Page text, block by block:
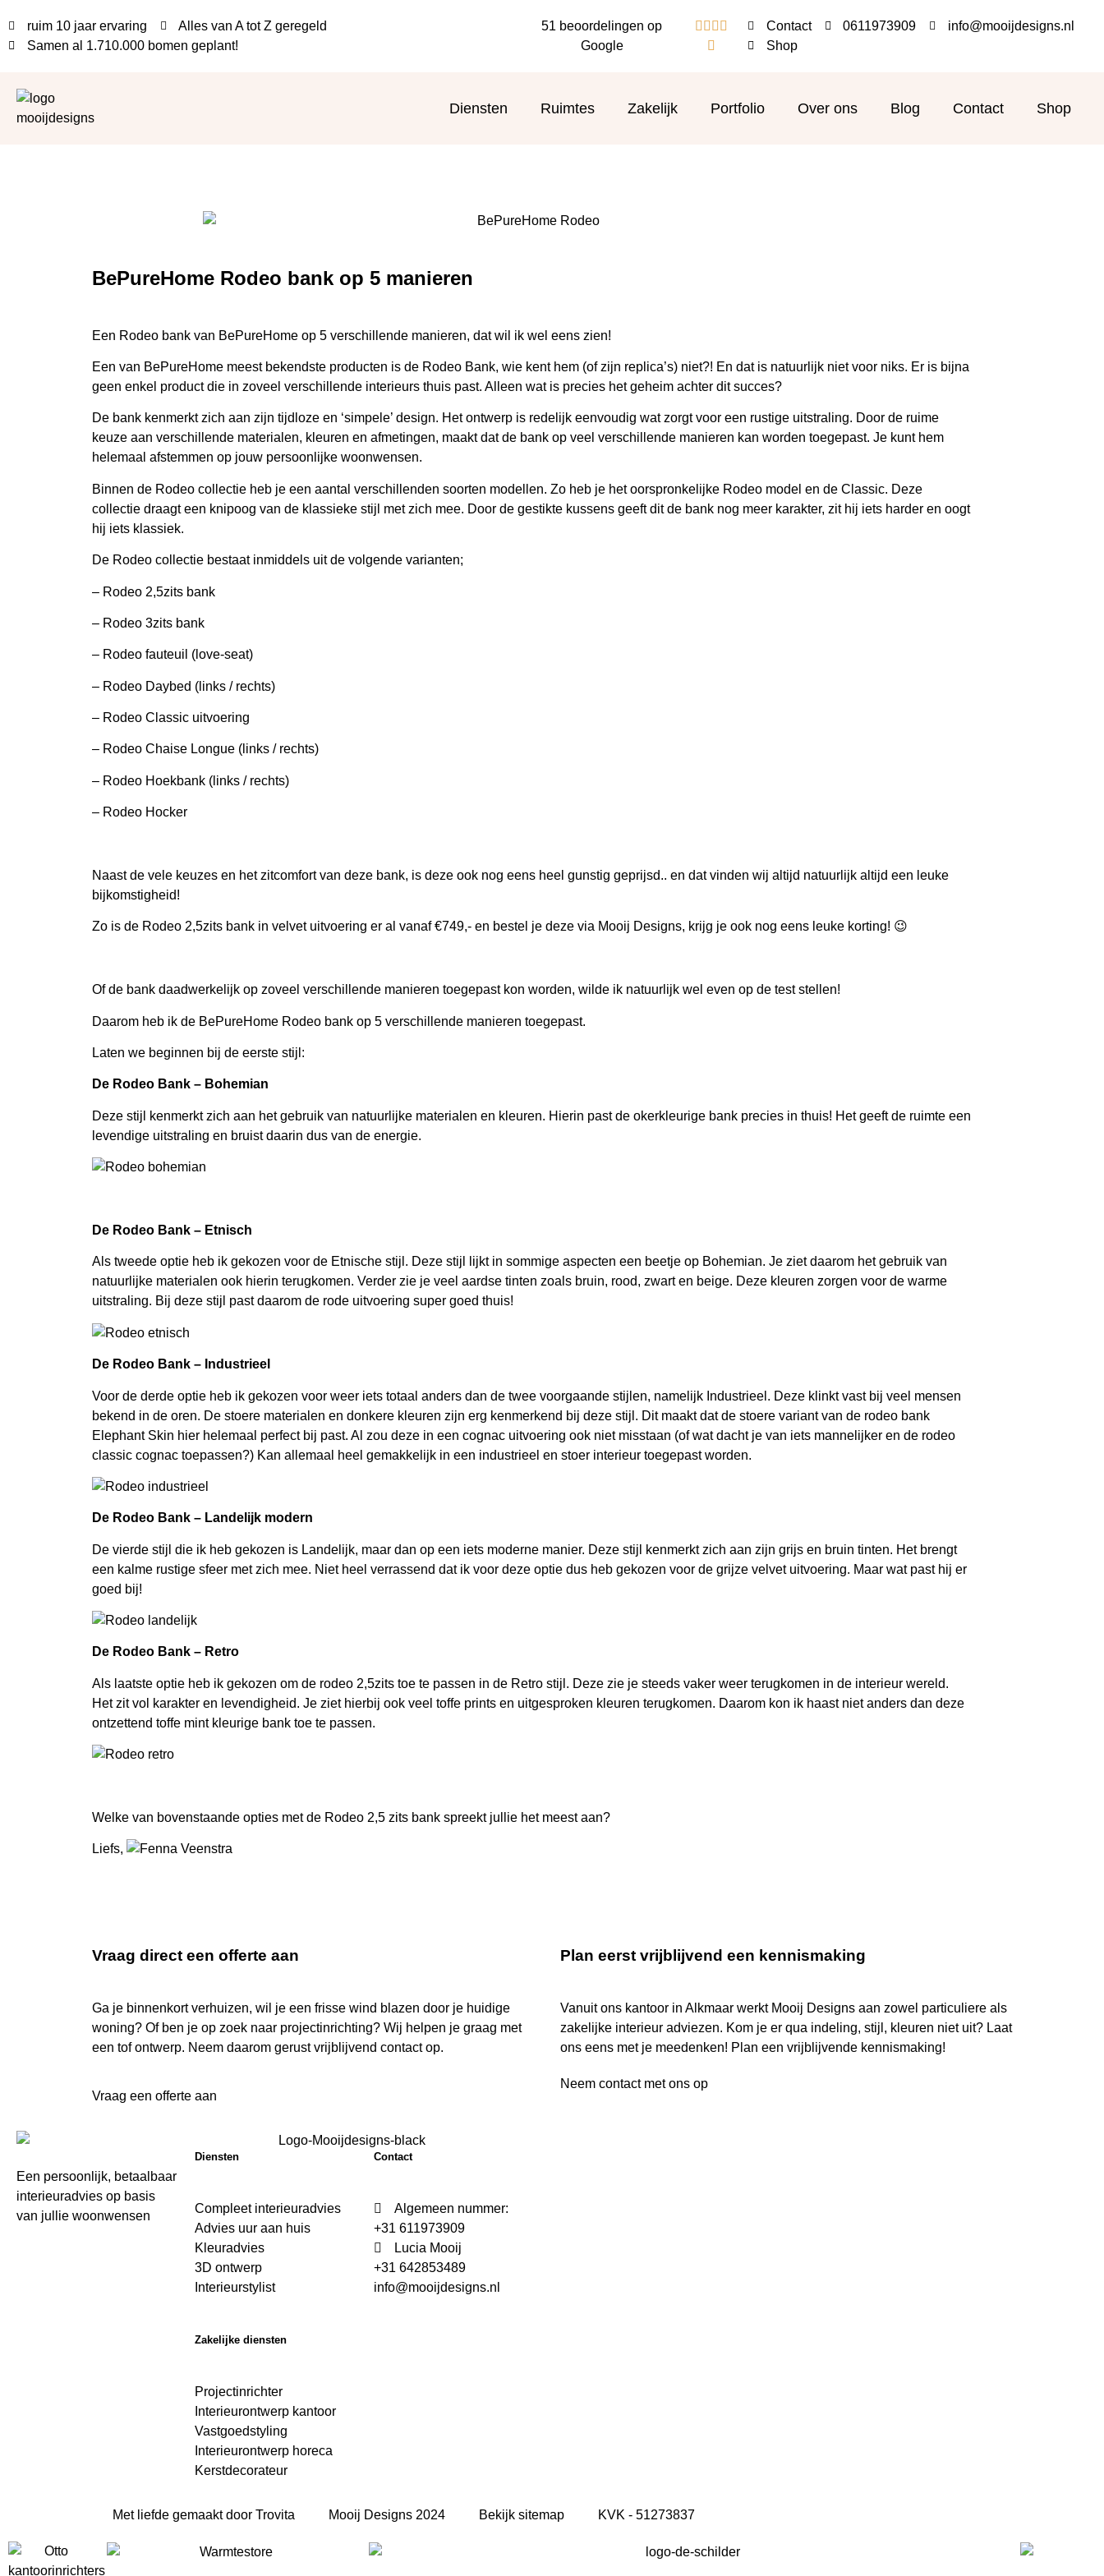
ruim 10 jaar ervaring
Alles van A tot Z geregeld
Samen al 1.710.000 bomen geplant!
51 beoordelingen op
Google
   

Contact 0611973909
info@mooijdesigns.nl
Shop
Diensten Ruimtes Zakelijk Portfolio Over ons Blog Contact Shop
BePureHome Rodeo bank op 5 manieren
Een Rodeo bank van BePureHome op 5 verschillende manieren, dat wil ik wel eens zien!
Een van BePureHome meest bekendste producten is de Rodeo Bank, wie kent hem (of zijn replica’s) niet?! En dat is natuurlijk niet voor niks. Er is bijna
geen enkel product die in zoveel verschillende interieurs thuis past. Alleen wat is precies het geheim achter dit succes?
De bank kenmerkt zich aan zijn tijdloze en ‘simpele’ design. Het ontwerp is redelijk eenvoudig wat zorgt voor een rustige uitstraling. Door de ruime
keuze aan verschillende materialen, kleuren en afmetingen, maakt dat de bank op veel verschillende manieren kan worden toegepast. Je kunt hem
helemaal afstemmen op jouw persoonlijke woonwensen.
Binnen de Rodeo collectie heb je een aantal verschillenden soorten modellen. Zo heb je het oorspronkelijke Rodeo model en de Classic. Deze
collectie draagt een knipoog van de klassieke stijl met zich mee. Door de gestikte kussens geeft dit de bank nog meer karakter, zit hij iets harder en oogt
hij iets klassiek.
De Rodeo collectie bestaat inmiddels uit de volgende varianten;
– Rodeo 2,5zits bank
– Rodeo 3zits bank
– Rodeo fauteuil (love-seat)
– Rodeo Daybed (links / rechts)
– Rodeo Classic uitvoering
– Rodeo Chaise Longue (links / rechts)
– Rodeo Hoekbank (links / rechts)
– Rodeo Hocker
Naast de vele keuzes en het zitcomfort van deze bank, is deze ook nog eens heel gunstig geprijsd.. en dat vinden wij altijd natuurlijk altijd een leuke
bijkomstigheid!
Zo is de Rodeo 2,5zits bank in velvet uitvoering er al vanaf €749,- en bestel je deze via Mooij Designs, krijg je ook nog eens leuke korting! 😉
Of de bank daadwerkelijk op zoveel verschillende manieren toegepast kon worden, wilde ik natuurlijk wel even op de test stellen!
Daarom heb ik de BePureHome Rodeo bank op 5 verschillende manieren toegepast.
Laten we beginnen bij de eerste stijl:
De Rodeo Bank – Bohemian
Deze stijl kenmerkt zich aan het gebruik van natuurlijke materialen en kleuren. Hierin past de okerkleurige bank precies in thuis! Het geeft de ruimte een
levendige uitstraling en bruist daarin dus van de energie.
De Rodeo Bank – Etnisch
Als tweede optie heb ik gekozen voor de Etnische stijl. Deze stijl lijkt in sommige aspecten een beetje op Bohemian. Je ziet daarom het gebruik van
natuurlijke materialen ook hierin terugkomen. Verder zie je veel aardse tinten zoals bruin, rood, zwart en beige. Deze kleuren zorgen voor de warme
uitstraling. Bij deze stijl past daarom de rode uitvoering super goed thuis!
De Rodeo Bank – Industrieel
Voor de derde optie heb ik gekozen voor weer iets totaal anders dan de twee voorgaande stijlen, namelijk Industrieel. Deze klinkt vast bij veel mensen
bekend in de oren. De stoere materialen en donkere kleuren zijn erg kenmerkend bij deze stijl. Dit maakt dat de stoere variant van de rodeo bank
Elephant Skin hier helemaal perfect bij past. Al zou deze in een cognac uitvoering ook niet misstaan (of wat dacht je van iets mannelijker en de rodeo
classic cognac toepassen?) Kan allemaal heel gemakkelijk in een industrieel en stoer interieur toegepast worden.
De Rodeo Bank – Landelijk modern
De vierde stijl die ik heb gekozen is Landelijk, maar dan op een iets moderne manier. Deze stijl kenmerkt zich aan zijn grijs en bruin tinten. Het brengt
een kalme rustige sfeer met zich mee. Niet heel verrassend dat ik voor deze optie dus heb gekozen voor de grijze velvet uitvoering. Maar wat past hij er
goed bij!
De Rodeo Bank – Retro
Als laatste optie heb ik gekozen om de rodeo 2,5zits toe te passen in de Retro stijl. Deze zie je steeds vaker weer terugkomen in de interieur wereld.
Het zit vol karakter en levendigheid. Je ziet hierbij ook veel toffe prints en uitgesproken kleuren terugkomen. Daarom kon ik haast niet anders dan deze
ontzettend toffe mint kleurige bank toe te passen.
Welke van bovenstaande opties met de Rodeo 2,5 zits bank spreekt jullie het meest aan?
Liefs,
Vraag direct een offerte aan
Ga je binnenkort verhuizen, wil je een frisse wind blazen door je huidige
woning? Of ben je op zoek naar projectinrichting? Wij helpen je graag met
een tof ontwerp. Neem daarom gerust vrijblijvend contact op.
Vraag een offerte aan
Plan eerst vrijblijvend een kennismaking
Vanuit ons kantoor in Alkmaar werkt Mooij Designs aan zowel particuliere als
zakelijke interieur adviezen. Kom je er qua indeling, stijl, kleuren niet uit? Laat
ons eens met je meedenken! Plan een vrijblijvende kennismaking!
Neem contact met ons op
Een persoonlijk, betaalbaar
interieuradvies op basis
van jullie woonwensen
Diensten
Compleet interieuradvies
Advies uur aan huis
Kleuradvies
3D ontwerp
Interieurstylist
Zakelijke diensten
Projectinrichter
Interieurontwerp kantoor
Vastgoedstyling
Interieurontwerp horeca
Kerstdecorateur
Contact
Algemeen nummer:
+31 611973909
Lucia Mooij
+31 642853489
info@mooijdesigns.nl
Met liefde gemaakt door Trovita Mooij Designs 2024 Bekijk sitemap KVK - 51273837